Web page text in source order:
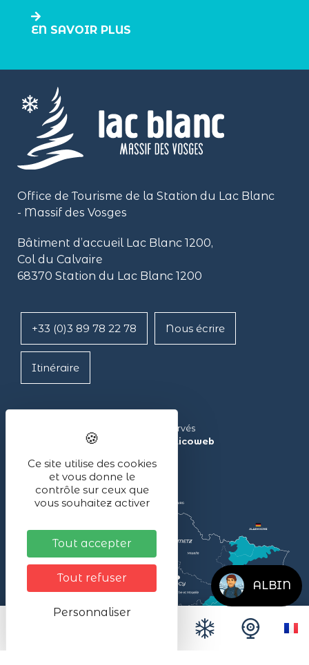
EN SAVOIR PLUS
Office de Tourisme de la Station du Lac Blanc
- Massif des Vosges
Bâtiment d’accueil Lac Blanc 1200,
Col du Calvaire
68370 Station du Lac Blanc 1200
+33 (0)3 89 78 22 78 Nous écrire
Itinéraire
Lac Blanc ©2024 – Tous droits réservés
Réalisé avec ❤ par l’agence
illicoweb
ALBIN
Ce site utilise des cookies
et vous donne le
contrôle sur ceux que
vous souhaitez activer
Tout accepter
Tout refuser
Personnaliser